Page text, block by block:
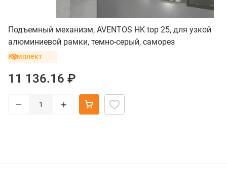
Подъемный механизм, AVENTOS HK top 25, для узкой
алюминиевой рамки, темно-серый, саморез
Комплект
11 136.16 ₽
– +